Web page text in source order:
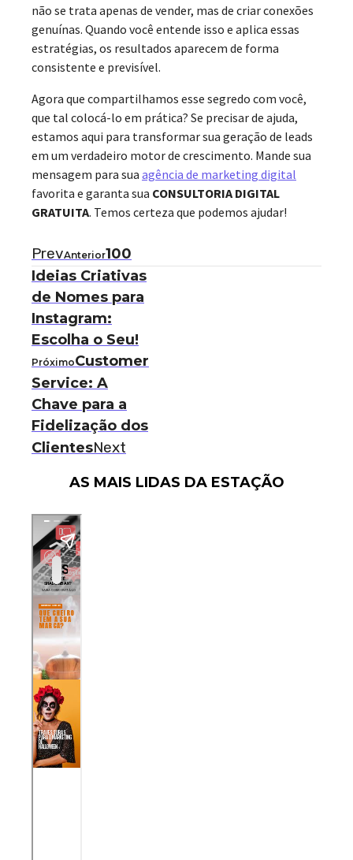
não se trata apenas de vender, mas de criar conexões
genuínas. Quando você entende isso e aplica essas
estratégias, os resultados aparecem de forma
consistente e previsível.
Agora que compartilhamos esse segredo com você,
que tal colocá-lo em prática? Se precisar de ajuda,
estamos aqui para transformar sua geração de leads
em um verdadeiro motor de crescimento. Mande sua
mensagem para sua agência de marketing digital
favorita e garanta sua CONSULTORIA DIGITAL
GRATUITA. Temos certeza que podemos ajudar!
PrevAnterior100
Ideias Criativas
de Nomes para
Instagram:
Escolha o Seu!
PróximoCustomer
Service: A
Chave para a
Fidelização dos
ClientesNext
AS MAIS LIDAS DA ESTAÇÃO